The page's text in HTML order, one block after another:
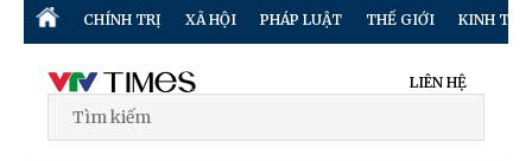
CHÍNH TRỊ XÃ HỘI PHÁP LUẬT THẾ GIỚI KINH TẾ
LIÊN HỆ